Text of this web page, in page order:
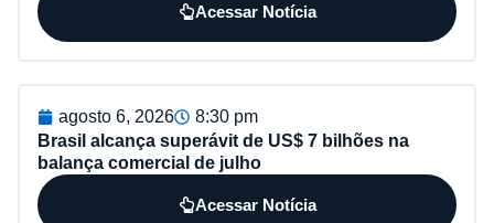
Acessar Notícia
agosto 6, 2026
8:30 pm
Brasil alcança superávit de US$ 7 bilhões na
balança comercial de julho
Acessar Notícia